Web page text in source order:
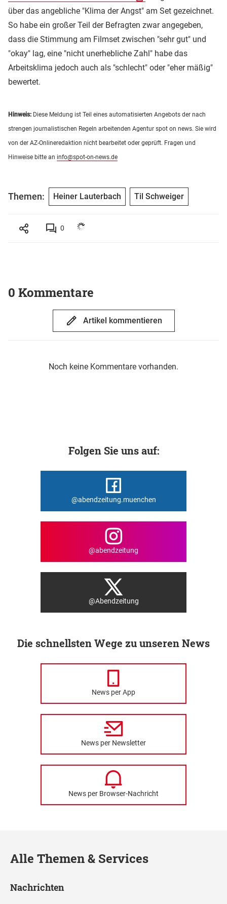
über das angebliche "Klima der Angst" am Set gezeichnet.
So habe ein großer Teil der Befragten zwar angegeben,
dass die Stimmung am Filmset zwischen "sehr gut" und
"okay" lag, eine "nicht unerhebliche Zahl" habe das
Arbeitsklima jedoch auch als "schlecht" oder "eher mäßig"
bewertet.
Hinweis: Diese Meldung ist Teil eines automatisierten Angebots der nach
strengen journalistischen Regeln arbeitenden Agentur spot on news. Sie wird
von der AZ-Onlineredaktion nicht bearbeitet oder geprüft. Fragen und
Hinweise bitte an info@spot-on-news.de
Themen: Heiner Lauterbach Til Schweiger
0
0 Kommentare
Artikel kommentieren
Noch keine Kommentare vorhanden.
Folgen Sie uns auf:
@abendzeitung.muenchen
@abendzeitung
@Abendzeitung
Die schnellsten Wege zu unseren News
News per App
News per Newsletter
News per Browser-Nachricht
Alle Themen & Services
Nachrichten